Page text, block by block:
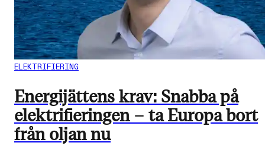
ELEKTRIFIERING
Energijättens krav: Snabba på
elektrifieringen – ta Europa bort
från oljan nu